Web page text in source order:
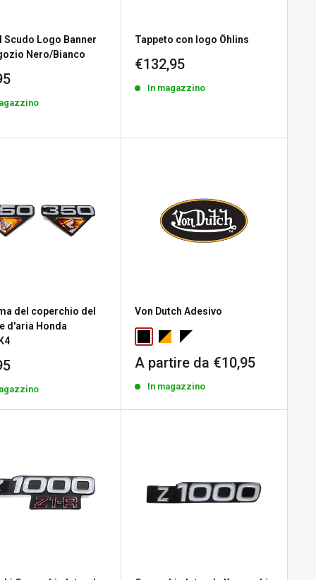
Scudo Logo Banner
Nero/Bianco
Tappeto con logo Öhlins
Prezzo
scontato
€132,95
In magazzino
del coperchio del
d'aria Honda
Von Dutch Adesivo
Prezzo
scontato
A partire da €10,95
In magazzino